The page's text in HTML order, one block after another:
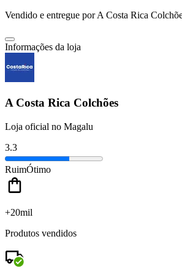
Vendido e entregue porA Costa Rica
Informações da loja
A Costa Rica Colchões
Loja oficial no Magalu
3.3
RuimÓtimo
+20mil
Produtos vendidos